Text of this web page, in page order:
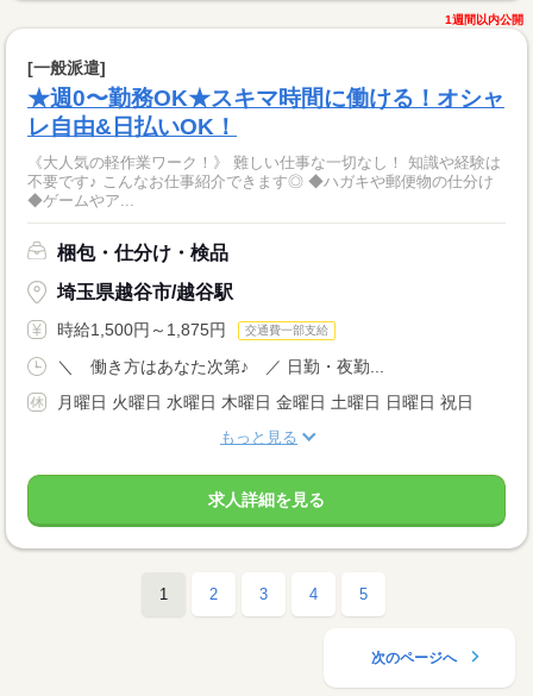
1週間以内公開
[一般派遣]
★週0〜勤務OK★スキマ時間に働ける！オシャ
レ自由&日払いOK！
《大人気の軽作業ワーク！》 難しい仕事な一切なし！ 知識や経験は
不要です♪ こんなお仕事紹介できます◎ ◆ハガキや郵便物の仕分け
◆ゲームやア...
梱包・仕分け・検品
埼玉県越谷市/越谷駅
時給1,500円～1,875円 交通費一部支給
＼ 働き方はあなた次第♪ ／ 日勤・夜勤...
月曜日 火曜日 水曜日 木曜日 金曜日 土曜日 日曜日 祝日
もっと見る
求人詳細を見る
1 2 3 4 5
次のページへ